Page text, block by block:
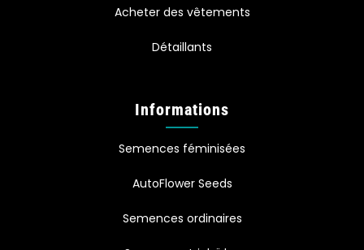
Acheter des vêtements
Détaillants
Informations
Semences féminisées
AutoFlower Seeds
Semences ordinaires